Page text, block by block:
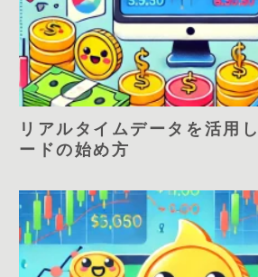
リアルタイムデータを活用
ードの始め方